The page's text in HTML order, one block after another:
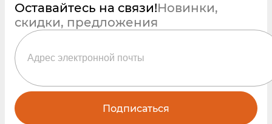
Оставайтесь на связи!Новинки,
скидки, предложения
Подписаться